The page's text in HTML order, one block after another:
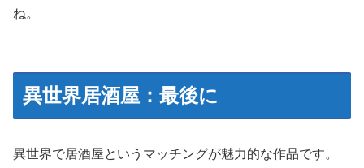
ね。
異世界居酒屋：最後に
異世界で居酒屋というマッチングが魅力的な作品です。